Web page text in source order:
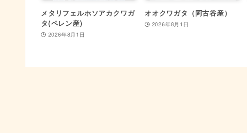
メタリフェルホソアカクワガ
タ(ペレン産)
2026年8月1日
オオクワガタ（阿古谷産）
2026年8月1日